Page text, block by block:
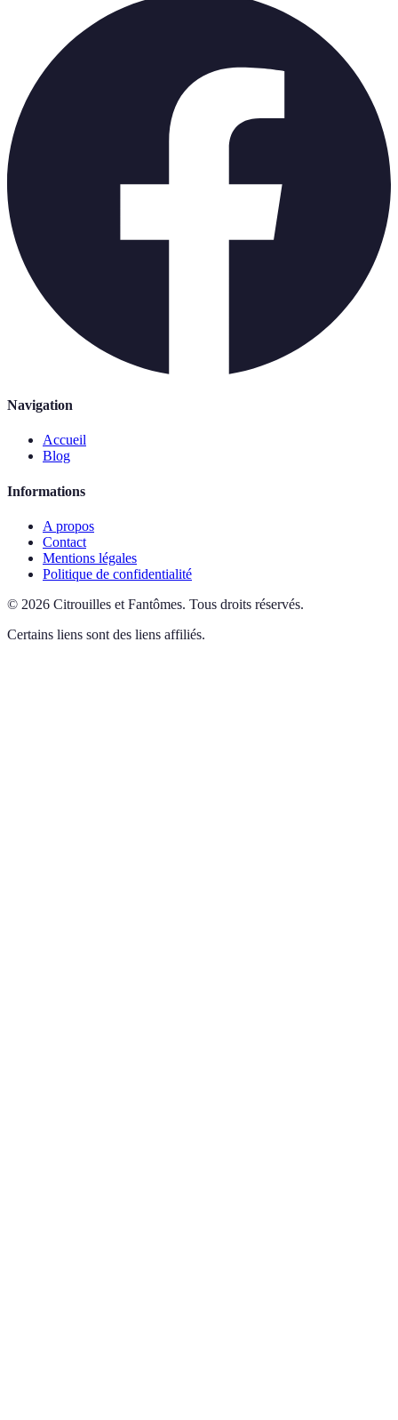
Navigation
Accueil
Blog
Informations
A propos
Contact
Mentions légales
Politique de confidentialité
© 2026 Citrouilles et Fantômes. Tous droits réservés.
Certains liens sont des liens affiliés.